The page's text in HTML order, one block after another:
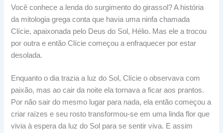
Você conhece a lenda do surgimento do girassol? A história
da mitologia grega conta que havia uma ninfa chamada
Clície, apaixonada pelo Deus do Sol, Hélio. Mas ele a trocou
por outra e então Clície começou a enfraquecer por estar
desolada.
Enquanto o dia trazia a luz do Sol, Clície o observava com
paixão, mas ao cair da noite ela tornava a ficar aos prantos.
Por não sair do mesmo lugar para nada, ela então começou a
criar raízes e seu rosto transformou-se em uma linda flor que
vivia à espera da luz do Sol para se sentir viva. E assim